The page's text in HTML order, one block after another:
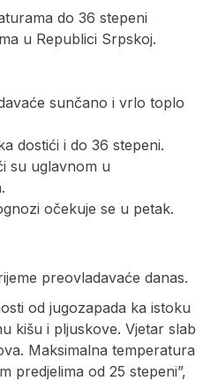
do 36 stepeni
u Republici Srpskoj.
sunčano i vrlo toplo
dostići i do 36 stepeni.
su uglavnom u
očekuje se u petak.
preovladavaće danas.
od jugozapada ka istoku
kišu i pljuskove. Vjetar slab
Maksimalna temperatura
predjelima od 25 stepeni”,